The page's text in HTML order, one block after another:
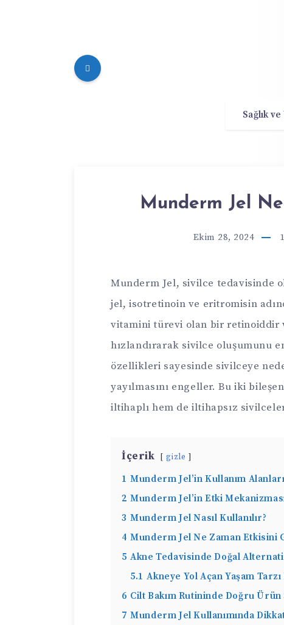
Sağlık ve
Munderm Jel
Ekim 28, 2024
Munderm Jel, sivilce tedavisinde
jel, isotretinoin ve eritromisin
vitamini türevi olan bir retinoiddir
hızlandırarak sivilce oluşumunu
özellikleri sayesinde sivilceye
yayılmasını engeller. Bu iki
iltihaplı hem de iltihapsız
İçerik gizle
1 Munderm Jel’in Kullanım Alanları
2 Munderm Jel’in Etki
3 Munderm Jel Nasıl Kullanılır?
4 Munderm Jel Ne Zaman Etkisini
5 Akne Tedavisinde Doğal
5.1 Akneye Yol Açan Yaşam
6 Cilt Bakım Rutininde Doğru Ürün
7 Munderm Jel Kullanımında